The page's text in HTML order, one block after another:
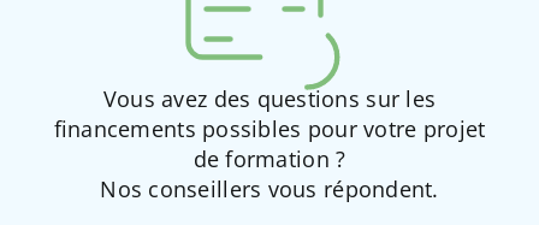
Vous avez des questions sur les
financements possibles pour votre projet
de formation ?
Nos conseillers vous répondent.